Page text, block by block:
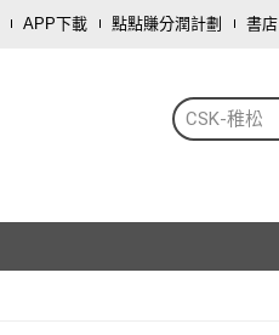
APP下載 點點賺分潤計劃 書店
CSK-稚松